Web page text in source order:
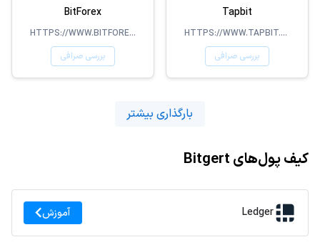
Tapbit
HTTPS://WWW.TAPBIT.COM/
بررسی صرافی
BitForex
HTTPS://WWW.BITFOREX.COM
بررسی صرافی
بارگذاری بیشتر
کیف پول‌های Bitgert
Ledger آموزش